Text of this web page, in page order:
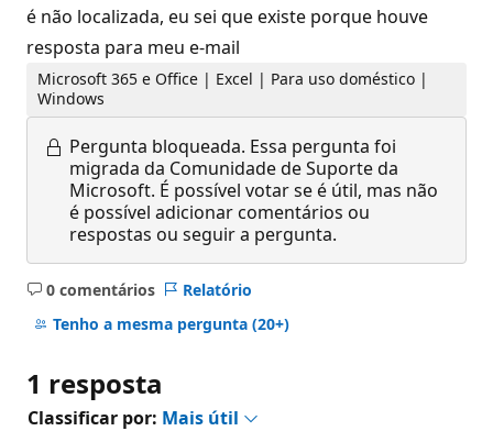
é não localizada, eu sei que existe porque houve
resposta para meu e-mail
Microsoft 365 e Office | Excel | Para uso doméstico |
Windows
Pergunta bloqueada. Essa pergunta foi
migrada da Comunidade de Suporte da
Microsoft. É possível votar se é útil, mas não
é possível adicionar comentários ou
respostas ou seguir a pergunta.
0 comentários
Sem
comentários
Relatório
Tenho a mesma pergunta (20+)
1 resposta
Classificar por: Mais útil